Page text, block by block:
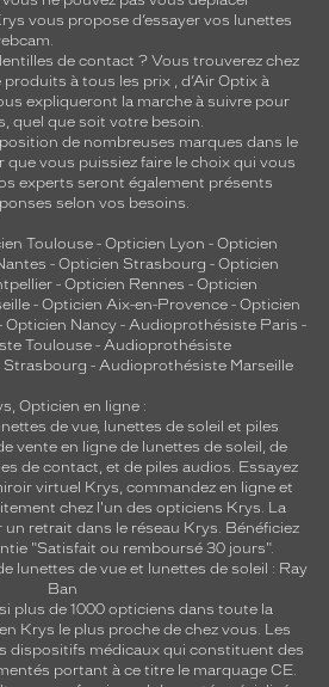
vous propose d’essayer vos lunettes
de contact ? Vous trouverez chez
à tous les prix , d’Air Optix à
expliqueront la marche à suivre pour
quel que soit votre besoin.
de nombreuses marques dans le
que vous puissiez faire le choix qui vous
experts seront également présents
selon vos besoins.
Toulouse- Opticien Lyon - Opticien
- Opticien Strasbourg - Opticien
- Opticien Rennes - Opticien
- Opticien Aix-en-Provence - Opticien
Opticien Nancy - Audioprothésiste Paris -
Toulouse- Audioprothésiste
- Audioprothésiste Marseille
Opticien en ligne :
de vue, lunettes de soleil et piles
vente en ligne de lunettes de soleil, de
de contact, et de piles audios. Essayez
virtuel Krys, commandez en ligne et
chez l'un des opticiens Krys. La
retrait dans le réseau Krys. Bénéficiez
"Satisfait ou remboursé 30 jours".
lunettes de vue et lunettes de soleil : Ray
Ban
plus de 1000 opticiens dans toute la
Krys le plus proche de chez vous. Les
dispositifs médicaux qui constituent des
portant à ce titre le marquage CE.